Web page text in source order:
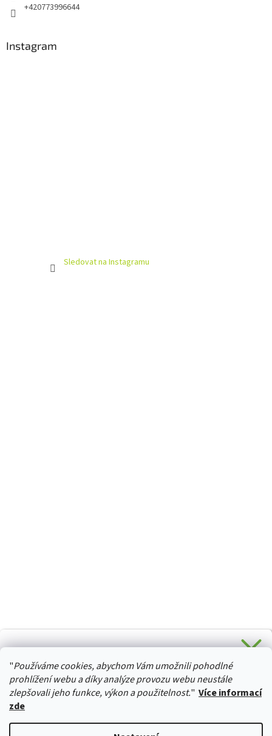
"Používáme cookies, abychom Vám umožnili pohodlné
prohlížení webu a díky analýze provozu webu neustále
zlepšovali jeho funkce, výkon a použitelnost." Více informací
zde
+420773996644
Instagram
Sledovat na Instagramu
HURTTA-COLLECTION.CZ
Stačí se přihlásit k odběru novinek z našeho obchodu a je
Vaše :)
Ano, chci se přihlásit